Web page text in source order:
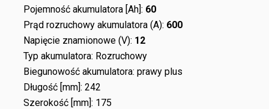
Pojemność akumulatora [Ah]: 60
Prąd rozruchowy akumulatora (A): 600
Napięcie znamionowe (V): 12
Typ akumulatora: Rozruchowy
Biegunowość akumulatora: prawy plus
Długość [mm]: 242
Szerokość [mm]: 175